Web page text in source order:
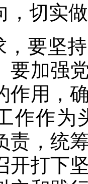
，切实
，要坚
要加强
作用，
作作为
责，统
开打下